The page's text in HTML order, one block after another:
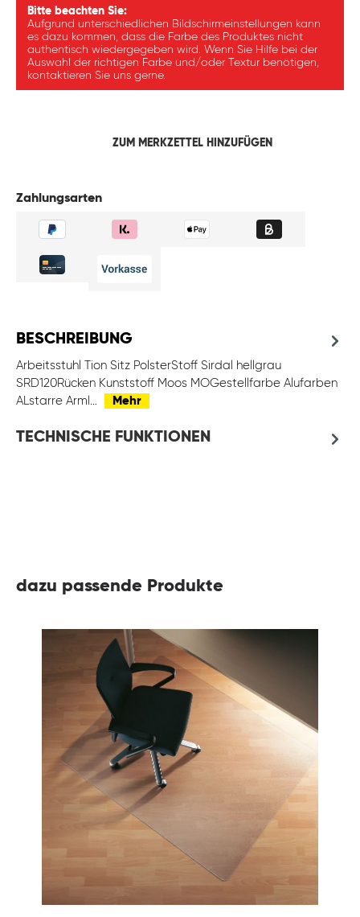
Bitte beachten Sie:
Aufgrund unterschiedlichen Bildschirmeinstellungen kann
es dazu kommen, dass die Farbe des Produktes nicht
authentisch wiedergegeben wird. Wenn Sie Hilfe bei der
Auswahl der richtigen Farbe und/oder Textur benötigen,
kontaktieren Sie uns gerne.
ZUM MERKZETTEL HINZUFÜGEN
Zahlungsarten
BESCHREIBUNG
Arbeitsstuhl Tion Sitz PolsterStoff Sirdal hellgrau
SRD120Rücken Kunststoff Moos MOGestellfarbe Alufarben
ALstarre Arml…
Mehr
TECHNISCHE FUNKTIONEN
dazu passende Produkte